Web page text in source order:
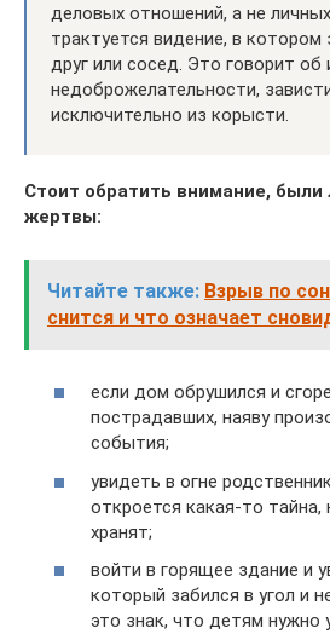
деловых отношений, а не
трактуется видение, в котором
друг или сосед. Это говорит об
недоброжелательности,
исключительно из корысти.
Стоит обратить внимание, были
жертвы:
Читайте также: Взрыв по
снится и что означает
если дом обрушился и
пострадавших, наяву
события;
увидеть в огне
откроется какая-то
хранят;
войти в горящее здание и
который забился в угол и
это знак, что детям нужно